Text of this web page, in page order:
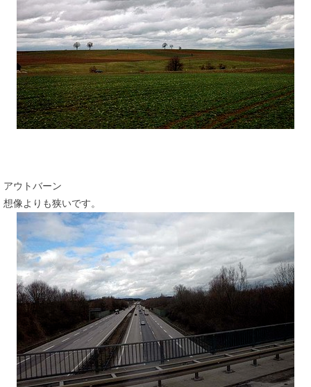
アウトバーン
想像よりも狭いです。